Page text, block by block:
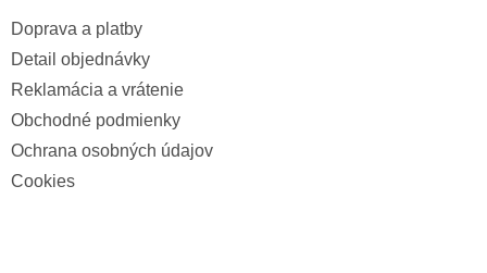
Doprava a platby
Detail objednávky
Reklamácia a vrátenie
Obchodné podmienky
Ochrana osobných údajov
Cookies